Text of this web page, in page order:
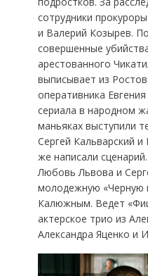
сотрудники
и Валерий Козырев.
совершенные
арестованного
выписывает из
оперативника
сериала в народном
маньяках выступили
Сергей Кальварский
же написали
Любовь Львова и
молодежную «Черную
Калюжным. Ведет
актерское трио из
Александра Яценко и